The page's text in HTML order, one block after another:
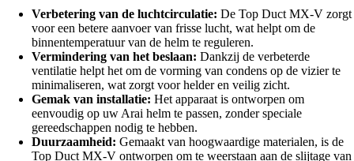
Verbetering van de luchtcirculatie: De Top Duct MX-V zorgt
voor een betere aanvoer van frisse lucht, wat helpt om de
binnentemperatuur van de helm te reguleren.
Vermindering van het beslaan: Dankzij de verbeterde
ventilatie helpt het om de vorming van condens op de vizier te
minimaliseren, wat zorgt voor helder en veilig zicht.
Gemak van installatie: Het apparaat is ontworpen om
eenvoudig op uw Arai helm te passen, zonder speciale
gereedschappen nodig te hebben.
Duurzaamheid: Gemaakt van hoogwaardige materialen, is de
Top Duct MX-V ontworpen om te weerstaan aan de slijtage van